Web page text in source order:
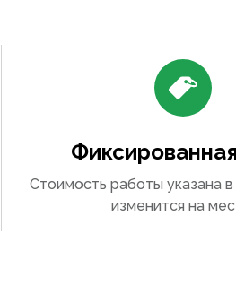
Стоимость работы указана
изменится на